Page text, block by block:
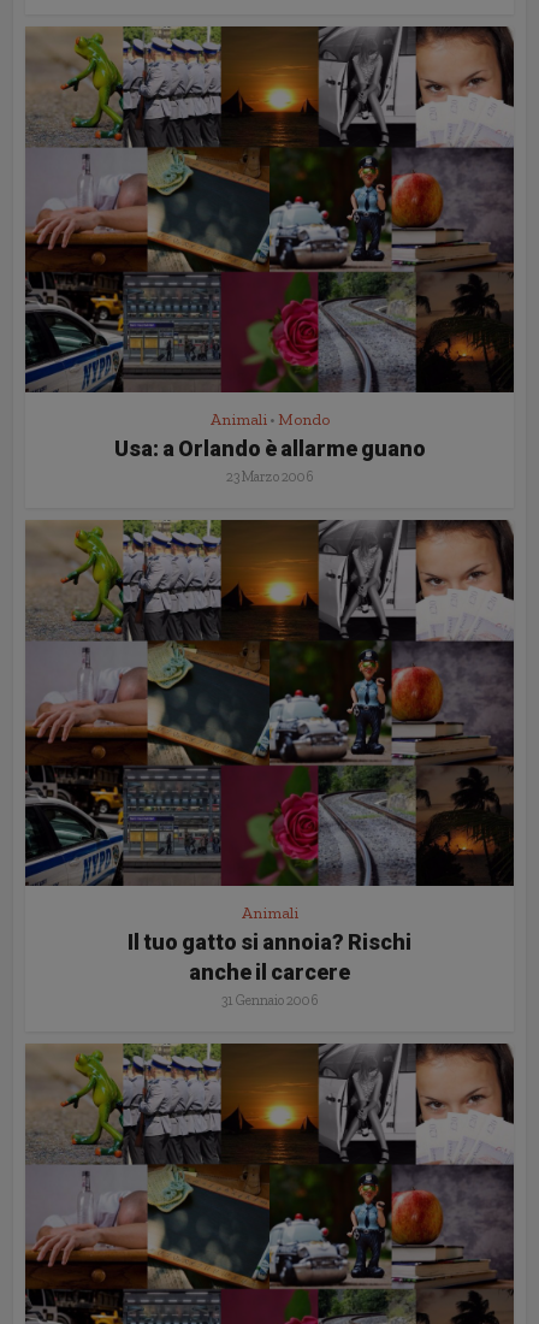
Animali • Mondo
Usa: a Orlando è allarme guano
23 Marzo 2006
Animali
Il tuo gatto si annoia? Rischi
anche il carcere
31 Gennaio 2006